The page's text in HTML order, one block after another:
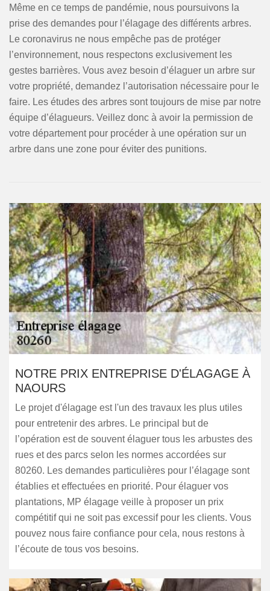
Même en ce temps de pandémie, nous poursuivons la
prise des demandes pour l’élagage des différents arbres.
Le coronavirus ne nous empêche pas de protéger
l’environnement, nous respectons exclusivement les
gestes barrières. Vous avez besoin d’élaguer un arbre sur
votre propriété, demandez l’autorisation nécessaire pour le
faire. Les études des arbres sont toujours de mise par notre
équipe d’élagueurs. Veillez donc à avoir la permission de
votre département pour procéder à une opération sur un
arbre dans une zone pour éviter des punitions.
NOTRE PRIX ENTREPRISE D'ÉLAGAGE À
NAOURS
Le projet d'élagage est l'un des travaux les plus utiles
pour entretenir des arbres. Le principal but de
l’opération est de souvent élaguer tous les arbustes des
rues et des parcs selon les normes accordées sur
80260. Les demandes particulières pour l’élagage sont
établies et effectuées en priorité. Pour élaguer vos
plantations, MP élagage veille à proposer un prix
compétitif qui ne soit pas excessif pour les clients. Vous
pouvez nous faire confiance pour cela, nous restons à
l’écoute de tous vos besoins.